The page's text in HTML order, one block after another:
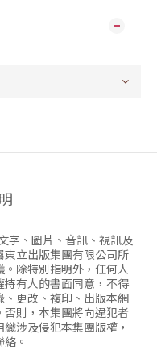
字、圖片、音訊、視訊及
立出版集團有限公司所
除特別指明外，任何人
有人的書面同意，不得
更改、複印、出版本網
則，本集團將向違犯者
涉及侵犯本集團版權，
。